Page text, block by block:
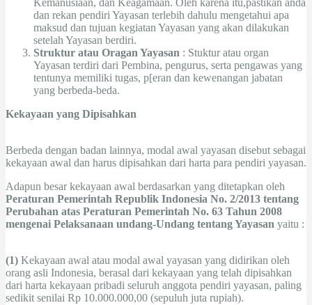
Kemanusiaan, dan Keagamaan. Oleh karena itu,pastikan anda
dan rekan pendiri Yayasan terlebih dahulu mengetahui apa
maksud dan tujuan kegiatan Yayasan yang akan dilakukan
setelah Yayasan berdiri.
Struktur atau Oragan Yayasan : Stuktur atau organ
Yayasan terdiri dari Pembina, pengurus, serta pengawas yang
tentunya memiliki tugas, p[eran dan kewenangan jabatan
yang berbeda-beda.
Kekayaan yang Dipisahkan
Berbeda dengan badan lainnya, modal awal yayasan disebut sebagai
kekayaan awal dan harus dipisahkan dari harta para pendiri yayasan.
Adapun besar kekayaan awal berdasarkan yang ditetapkan oleh
Peraturan Pemerintah Republik Indonesia No. 2/2013 tentang
Perubahan atas Peraturan Pemerintah No. 63 Tahun 2008
mengenai Pelaksanaan undang-Undang tentang Yayasan yaitu :
(1) Kekayaan awal atau modal awal yayasan yang didirikan oleh
orang asli Indonesia, berasal dari kekayaan yang telah dipisahkan
dari harta kekayaan pribadi seluruh anggota pendiri yayasan, paling
sedikit senilai Rp 10.000.000,00 (sepuluh juta rupiah).